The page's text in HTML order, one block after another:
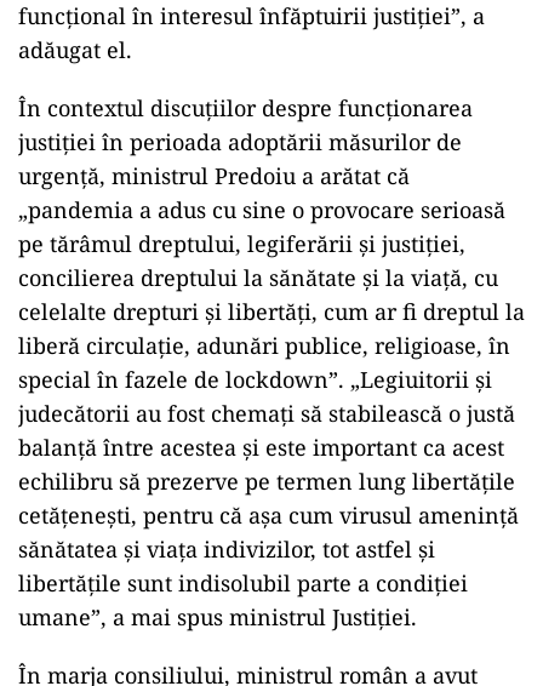
funcţional în interesul înfăptuirii justiţiei”, a
adăugat el.
În contextul discuţiilor despre funcţionarea
justiţiei în perioada adoptării măsurilor de
urgenţă, ministrul Predoiu a arătat că
„pandemia a adus cu sine o provocare serioasă
pe tărâmul dreptului, legiferării şi justiţiei,
concilierea dreptului la sănătate şi la viaţă, cu
celelalte drepturi şi libertăţi, cum ar fi dreptul la
liberă circulaţie, adunări publice, religioase, în
special în fazele de lockdown”. „Legiuitorii şi
judecătorii au fost chemaţi să stabilească o justă
balanţă între acestea şi este important ca acest
echilibru să prezerve pe termen lung libertăţile
cetăţeneşti, pentru că aşa cum virusul ameninţă
sănătatea şi viaţa indivizilor, tot astfel şi
libertăţile sunt indisolubil parte a condiţiei
umane”, a mai spus ministrul Justiţiei.
În marja consiliului, ministrul român a avut